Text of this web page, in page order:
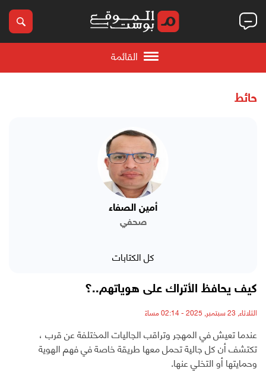
القائمة
حائط
أمين الصفاء
صحفي
كل الكتابات
كيف يحافظ الأتراك على هوياتهم..؟
الثلاثاء, 23 سبتمبر, 2025 - 02:14 مساءً
عندما تعيش في المهجر وتراقب الجاليات المختلفة عن قرب ،
تكتشف أن كل جالية تحمل معها طريقة خاصة في فهم الهوية
وحمايتها أو التخلي عنها.